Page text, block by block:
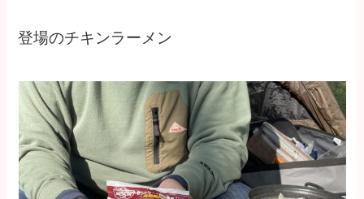
登場のチキンラーメン